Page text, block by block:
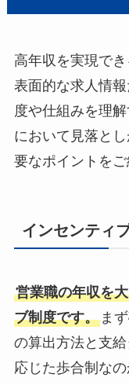
高年収を実現で
表面的な求人情
度や仕組みを理
において見落と
要なポイントをご
インセンティ
営業職の年収を
ブ制度です。ま
の算出方法と支
応じた歩合制な